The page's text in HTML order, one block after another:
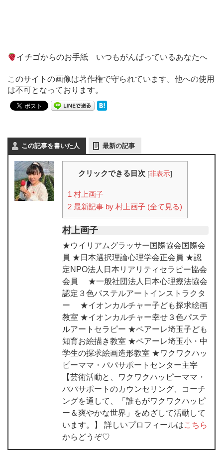
イチゴからのお手紙 いつもがんばっているあなたへ
このサイトの画像は著作権で守られています。他への使用
は不可となっております。
この記事を書いた人 最新の記事
クリックできる目次 [非表示]
1 村上画子
2 最新記事 by 村上画子 (全て見る)
村上画子
★ウイリアムグラッサー国際協会国際会
員 ★日本選択理論心理学会正会員 ★認
定NPO法人日本リアリティセラピー協会
会員 ★一般社団法人日本心理療法協会
認定３色パステルアートインストラクタ
ー ★イオンカルチャー子ども探求絵画
教室 ★イオンカルチャー幸せ３色パステ
ルアートセラピー ★ペアーレ埼玉子ども
知育お絵描き教室 ★ペアーレ埼玉小・中
学生の探求絵画造形教室 ★ワクワクハッ
ピーママ・パパサポートセンター主宰
【芸術活動と、ワクワクハッピーママ・
パパサポートのカウンセリング、コーチ
ングを通して、「誰もがワクワクハッピ
ー＆爽やかな世界」をめざして活動して
います。】 詳しいプロフィールはこちら
からどうぞ♡